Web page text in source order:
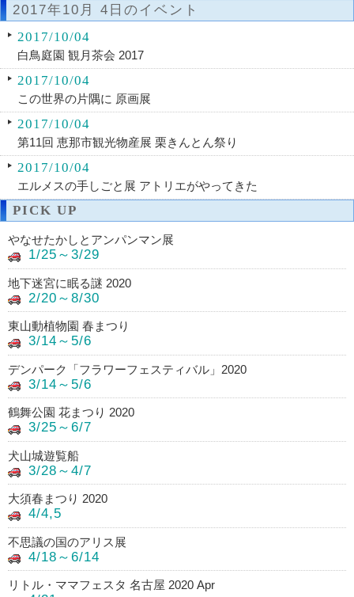
2017年10月 4日のイベント
2017/10/04
白鳥庭園 観月茶会 2017
2017/10/04
この世界の片隅に 原画展
2017/10/04
第11回 恵那市観光物産展 栗きんとん祭り
2017/10/04
エルメスの手しごと展 アトリエがやってきた
PICK UP
やなせたかしとアンパンマン展
1/25～3/29
地下迷宮に眠る謎 2020
2/20～8/30
東山動植物園 春まつり
3/14～5/6
デンパーク「フラワーフェスティバル」2020
3/14～5/6
鶴舞公園 花まつり 2020
3/25～6/7
犬山城遊覧船
3/28～4/7
大須春まつり 2020
4/4,5
不思議の国のアリス展
4/18～6/14
リトル・ママフェスタ 名古屋 2020 Apr